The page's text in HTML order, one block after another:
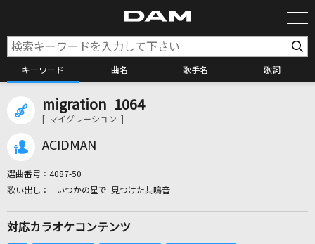
キーワード 曲名 歌手名 歌詞
カラオケ検索
migration 1064
[ マイグレーション ]
ACIDMAN
選曲番号： 4087-50
いつかの星で 見つけた共鳴音
対応カラオケコンテンツ